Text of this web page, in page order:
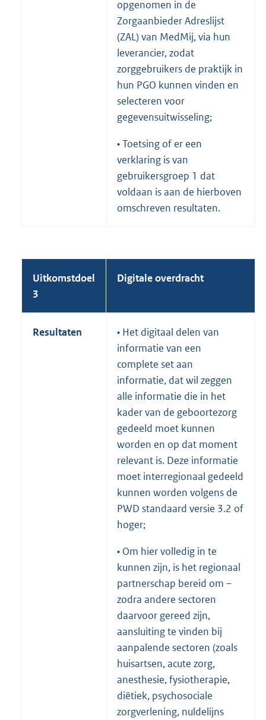
opgenomen in de
Zorgaanbieder Adreslijst
(ZAL) van MedMij, via hun
leverancier, zodat
zorggebruikers de praktijk in
hun PGO kunnen vinden en
selecteren voor
gegevensuitwisseling;
• Toetsing of er een
verklaring is van
gebruikersgroep 1 dat
voldaan is aan de hierboven
omschreven resultaten.
Uitkomstdoel
3
Digitale overdracht
Resultaten
• Het digitaal delen van
informatie van een
complete set aan
informatie, dat wil zeggen
alle informatie die in het
kader van de geboortezorg
gedeeld moet kunnen
worden en op dat moment
relevant is. Deze informatie
moet interregionaal gedeeld
kunnen worden volgens de
PWD standaard versie 3.2 of
hoger;
• Om hier volledig in te
kunnen zijn, is het regionaal
partnerschap bereid om –
zodra andere sectoren
daarvoor gereed zijn,
aansluiting te vinden bij
aanpalende sectoren (zoals
huisartsen, acute zorg,
anesthesie, fysiotherapie,
diëtiek, psychosociale
zorgverlening, nuldelijns